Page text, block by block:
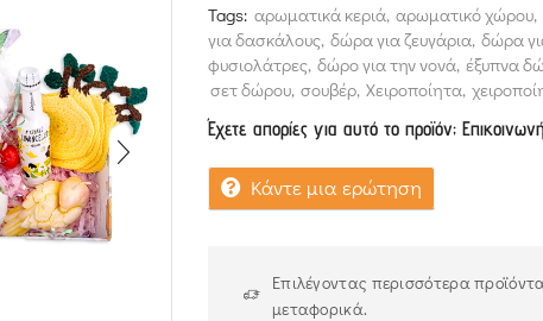
5
Tags: αρωματικά κεριά, αρωματικό χώρου,
για δασκάλους, δώρα για ζευγάρια, δώρα
φυσιολάτρες, δώρο για την νονά, έξυπνα
σετ δώρου, σουβέρ, Χειροποίητα,
Έχετε απορίες για αυτό το προϊόν;
Κάντε μια ερώτηση
Επιλέγοντας περισσότερα
μεταφορικά.